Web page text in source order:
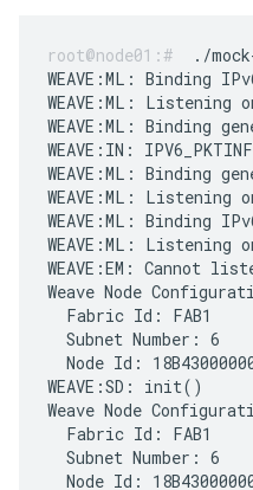
./
WEAVE:ML: Binding
WEAVE:ML: Listening
WEAVE:ML: Binding
WEAVE:IN:
WEAVE:ML: Binding
WEAVE:ML: Listening
WEAVE:ML: Binding
WEAVE:ML:
WEAVE:EM: Cannot
Weave Node
  Fabric Id: FAB1
  Subnet Number: 6
Node Id:
WEAVE:SD: init()
Weave Node
  Fabric Id: FAB1
  Subnet Number: 6
Node Id: